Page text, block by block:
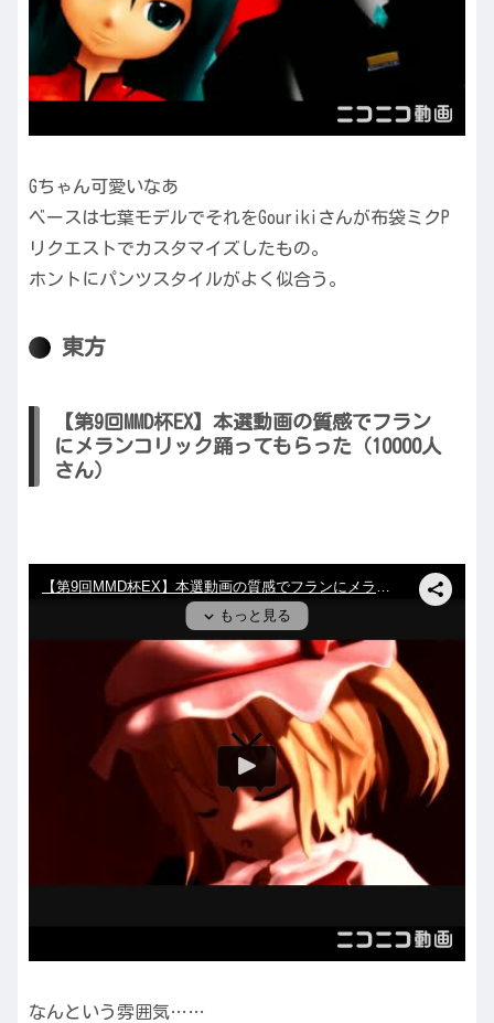
Gちゃん可愛いなあ
ベースは七葉モデルでそれをGourikiさんが布袋ミクP
リクエストでカスタマイズしたもの。
ホントにパンツスタイルがよく似合う。
東方
【第9回MMD杯EX】本選動画の質感でフラン
にメランコリック踊ってもらった（10000人
さん）
なんという雰囲気……